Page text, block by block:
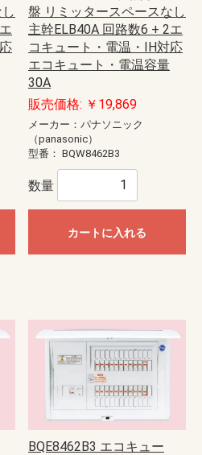
盤 リミッタースペースなし
主幹ELB40A 回路数6 + 2エ
コキュート・電温・IH対応
エコキュート・電温容量
30A
販売価格: ￥19,869
メーカー：パナソニック
（panasonic）
型番： BQW8462B3
数量
カートに入れる
BQE8462B3 エコキュー